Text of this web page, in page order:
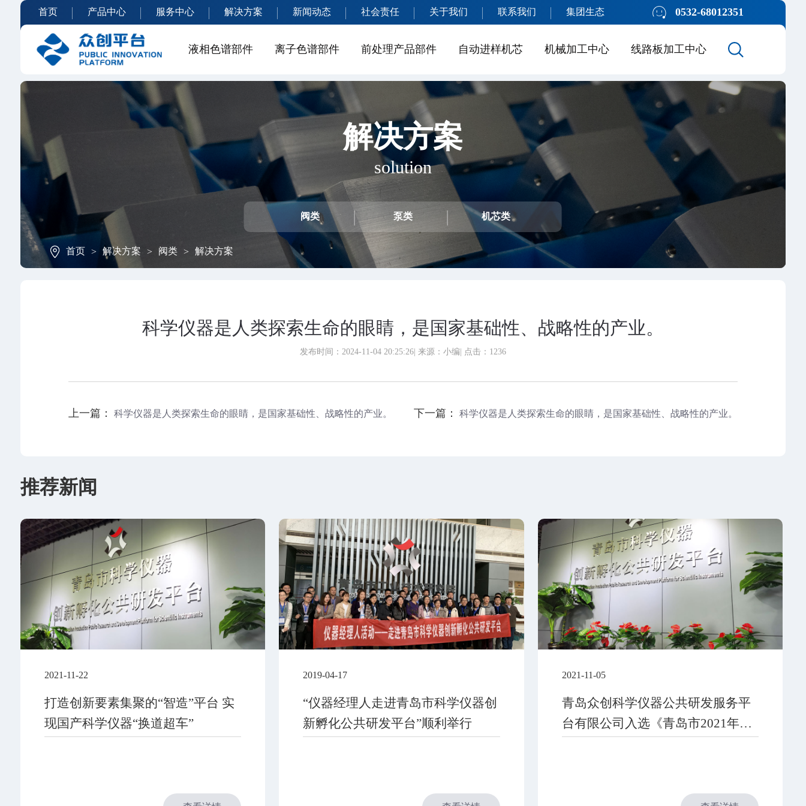
首页 产品中心 服务中心 解决方案 新闻动态 社会责任 关于我们 联系我们 集团生态 0532-68012351
液相色谱部件 离子色谱部件 前处理产品部件 自动进样机芯 机械加工中心 线路板加工中心
解决方案
solution
阀类 泵类 机芯类
首页 > 解决方案 > 阀类 > 解决方案
科学仪器是人类探索生命的眼睛，是国家基础性、战略性的产业。
发布时间：2024-11-04 20:25:26| 来源：小编 | 点击： 1236
上一篇： 科学仪器是人类探索生命的眼睛，是国家基础性、战略性的产业。 下一篇： 科学仪器是人类探索生命的眼睛，是国家基础性、战略性的产业。
推荐新闻
2021-11-22
打造创新要素集聚的“智造”平台 实
现国产科学仪器“换道超车”
2019-04-17
“仪器经理人走进青岛市科学仪器创
新孵化公共研发平台”顺利举行
2021-11-05
青岛众创科学仪器公共研发服务平
台有限公司入选《青岛市2021年第